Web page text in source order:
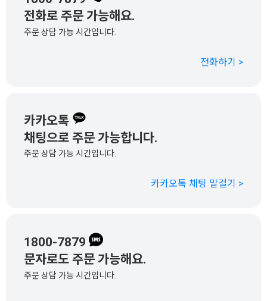
전화로 주문 가능해요.
주문 상담 가능 시간입니다.
전화하기 >
카카오톡
채팅으로 주문 가능합니다.
주문 상담 가능 시간입니다.
카카오톡 채팅 말걸기 >
1800-7879
문자로도 주문 가능해요.
주문 상담 가능 시간입니다.